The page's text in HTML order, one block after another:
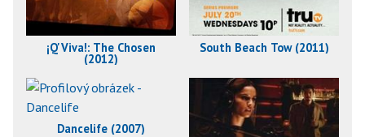
¡Q'Viva!: The Chosen
(2012)
South Beach Tow (2011)
Dancelife (2007)